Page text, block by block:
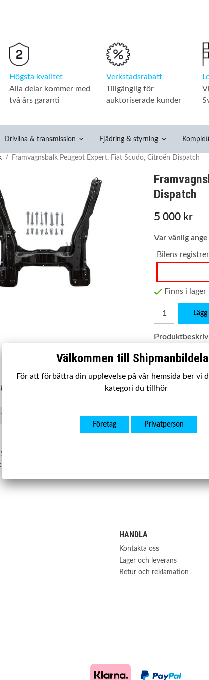
Högsta kvalitet
Alla delar kommer med
två års garanti
Verkstadsrabatt
Tillgänglig för
auktoriserade kunder
Drivlina & transmission Fjädring & styrning
/ Framvagnsbalk Peugeot Expert, Fiat Scudo, Citroën Dispatch
Dispatch
5 000 kr
Var vänlig
Bilens
Finns i
OE nummer:
3502 T4,
SBFB049
HANDLA
Kontakta oss
Lager och leverans
Retur och reklamation
Välkommen till
För att förbättra din upplevelse på vår hemsida ber vi
kategori du tillhör
Företag Privatperson